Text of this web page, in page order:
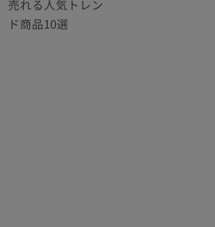
売れる人気トレン
ド商品10選